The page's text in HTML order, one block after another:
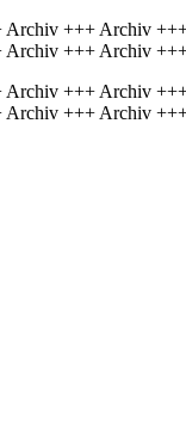
+++ Archiv
Archiv +++ Archiv
+++ Archiv
Archiv +++ Archiv